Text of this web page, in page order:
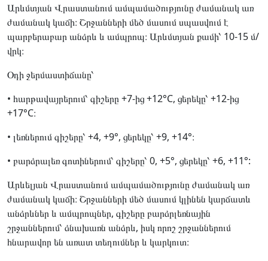
Արևմտյան Վրաստանում ամպամածությունը ժամանակ առ
ժամանակ կաճի։ Շրջանների մեծ մասում սպասվում է
պարբերաբար անձրև և ամպրոպ։ Արևմտյան քամի՝ 10-15 մ/
վրկ։
Օդի ջերմաստիճանը՝
• հարթավայրերում՝ գիշերը +7-ից +12°C, ցերեկը՝ +12-ից
+17°C։
• լեռներում գիշերը՝ +4, +9°, ցերեկը՝ +9, +14°։
• բարձրալեռ գոտիներում՝ գիշերը՝ 0, +5°, ցերեկը՝ +6, +11°:
Արևելյան Վրաստանում ամպամածությունը ժամանակ առ
ժամանակ կաճի։ Շրջանների մեծ մասում կլինեն կարճատև
անձրևներ և ամպրոպներ, գիշերը բարձրլեռնային
շրջաններում՝ ձնախառն անձրև, իսկ որոշ շրջաններում
հնարավոր են առատ տեղումներ և կարկուտ։